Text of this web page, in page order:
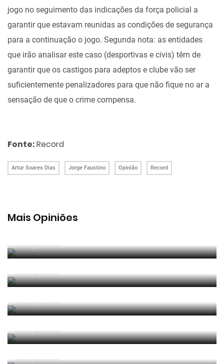
jogo no seguimento das indicações da força policial a
garantir que estavam reunidas as condições de segurança
para a continuação o jogo. Segunda nota: as entidades
que irão analisar este caso (desportivas e civis) têm de
garantir que os castigos para adeptos e clube vão ser
suficientemente penalizadores para que não fique no ar a
sensação de que o crime compensa.
Fonte:Record
Artur Soares Dias Jorge Faustino Opinião Record
Mais Opiniões
PorJorge Faustino
PorJorge Faustino
PorJorge Faustino
PorJorge Faustino
PorJorge Faustino